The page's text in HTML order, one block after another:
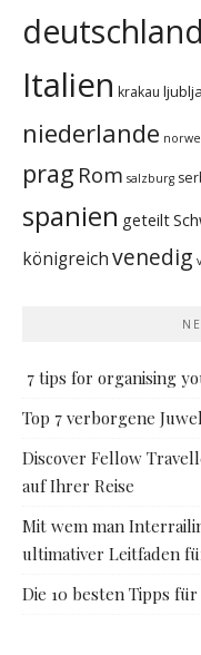
deutschland
Italien krakau
niederlande
prag Rom salzburg
spanien geteilt
königreichvenedig
7 tips for organising
Top 7 verborgene
Discover Fellow
auf Ihrer Reise
Mit wem man
ultimativer Leitfaden
Die 10 besten Tipps